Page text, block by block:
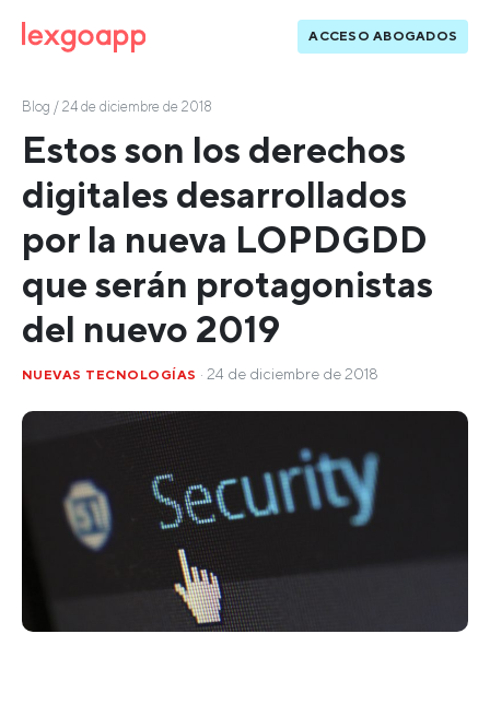
ACCESO ABOGADOS
Blog / 24 de diciembre de 2018
Estos son los derechos
digitales desarrollados
por la nueva LOPDGDD
que serán protagonistas
del nuevo 2019
NUEVAS TECNOLOGÍAS · 24 de diciembre de 2018